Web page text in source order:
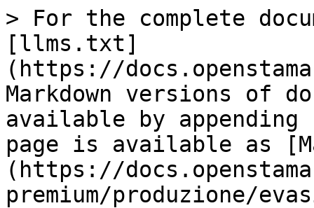
> For the complete
[llms.txt]
(https://
Markdown versions of
available by
page is available as
(https://
premium/produzione/